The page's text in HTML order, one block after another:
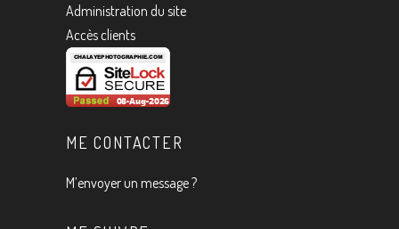
Administration du site
Accès clients
ME CONTACTER
M’envoyer un message ?